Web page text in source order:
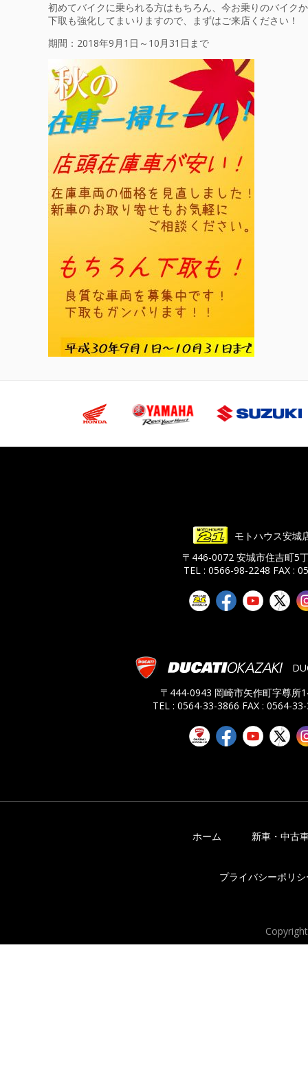
初めてバイクに乗られる方はもちろん、今お乗りのバイク
下取も強化してまいりますので、まずはご来店ください！
期間：2018年9月1日～10月31日まで
モトハウス安城
〒446-0072 安城市住吉町5
TEL : 0566-98-2248 FAX :
〒444-0943 岡崎市矢作町字尊所
TEL : 0564-33-3866 FAX : 0564-
ホーム 新車・中古
プライバシーポリ